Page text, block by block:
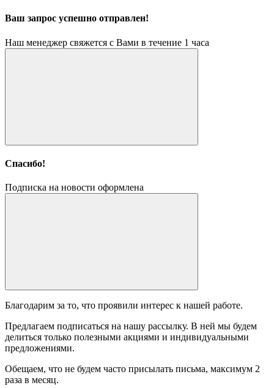
Ваш запрос успешно отправлен!
Наш менеджер свяжется с Вами в течение 1 часа
Спасибо!
Подписка на новости оформлена
Благодарим за то, что проявили интерес к нашей работе.
Предлагаем подписаться на нашу рассылку. В ней мы будем
делиться только полезными акциями и индивидуальными
предложениями.
Обещаем, что не будем часто присылать письма, максимум 2
раза в месяц.